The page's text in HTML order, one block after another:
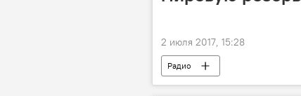
2 июля 2017, 15:28
Радио